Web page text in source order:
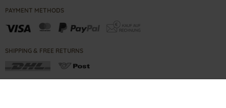
PAYMENT METHODS
SHIPPING & FREE RETURNS